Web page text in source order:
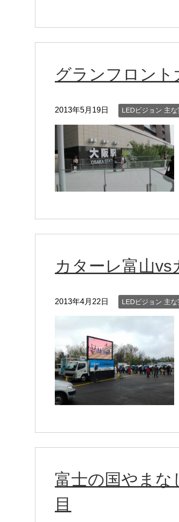
グランフロン
2013年5月19日 LEDビジョン 主
カターレ富山
2013年4月22日 LEDビジョン 主
富士の国やまな
目